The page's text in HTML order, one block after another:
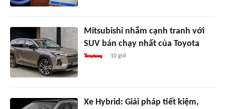
Mitsubishi nhắm cạnh tranh với
SUV bán chạy nhất của Toyota
10 giờ
Xe Hybrid: Giải pháp tiết kiệm,